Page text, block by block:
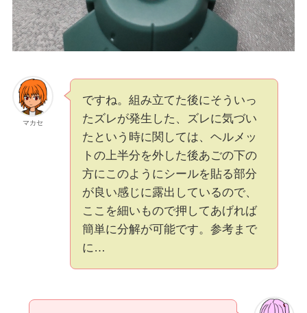
マカセ
ですね。組み立てた後にそういっ
たズレが発生した、ズレに気づい
たという時に関しては、ヘルメッ
トの上半分を外した後あごの下の
方にこのようにシールを貼る部分
が良い感じに露出しているので、
ここを細いもので押してあげれば
簡単に分解が可能です。参考まで
に…